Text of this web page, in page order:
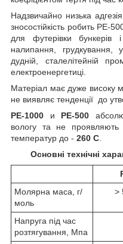
Надзвичайно низька
зносостійкість робить РЕ-
для футерівки бункерів
налипання, грудкування,
дудній, сталелітейній
електроенергетиці.
Матеріал має дуже високу
не виявляє тенденції до
PE-1000 и PE-500
вологу та не проявляють
температур до - 260 С
Основні технічні
Молярна маса, г/
моль
>
Напруга під час
розтягування, Мпа